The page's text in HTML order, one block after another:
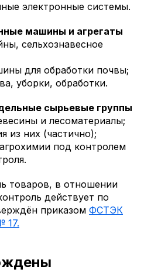
электронные системы.
машины и агрегаты
сельхознавесное
для обработки почвы;
уборки, обработки.
сырьевые группы
и лесоматериалы;
из них (частично);
под контролем
товаров, в отношении
действует по
приказом ФСТЭК
17.